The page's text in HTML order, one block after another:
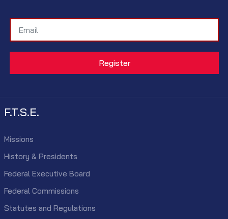
F.T.S.E.
Missions
History & Presidents
Federal Executive Board
Federal Commissions
Statutes and Regulations